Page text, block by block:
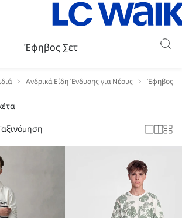
Έφηβος Σετ
Ανδρικά Είδη Ένδυσης για Νέους Έφηβος